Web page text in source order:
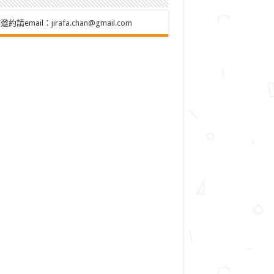
約請email： jirafa.chan@gmail.com